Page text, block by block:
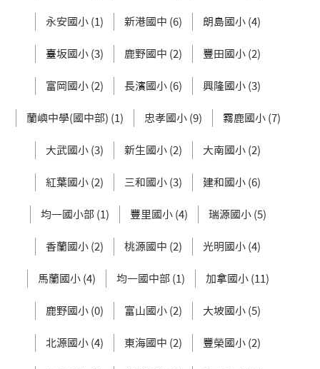
永安國小 (1) 新港國中 (6) 朗島國小 (4)
臺坂國小 (3) 鹿野國中 (2) 豐田國小 (2)
富岡國小 (2) 長濱國小 (6) 興隆國小 (3)
蘭嶼中學(國中部) (1) 忠孝國小 (9) 霧鹿國小 (7)
大武國小 (3) 新生國小 (2) 大南國小 (2)
紅葉國小 (2) 三和國小 (3) 建和國小 (6)
均一國小部 (1) 豐里國小 (4) 瑞源國小 (5)
香蘭國小 (2) 桃源國中 (2) 光明國小 (4)
馬蘭國小 (4) 均一國中部 (1) 加拿國小 (11)
鹿野國小 (0) 富山國小 (2) 大坡國小 (5)
北源國小 (4) 東海國中 (2) 豐榮國小 (2)